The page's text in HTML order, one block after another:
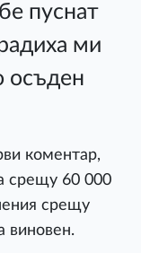
пуснат
ми
осъден
коментар,
срещу 60 000
срещу
виновен.